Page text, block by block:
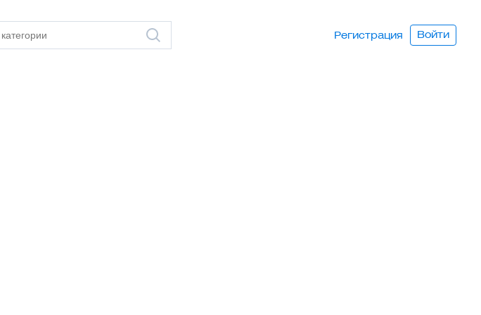
Регистрация Войти